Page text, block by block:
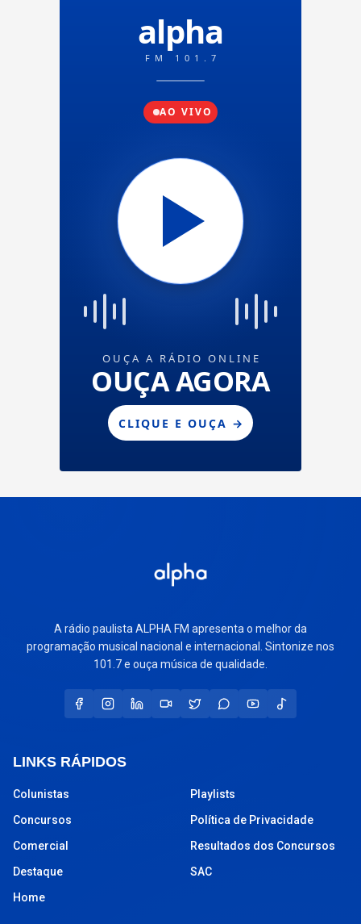
A rádio paulista ALPHA FM apresenta o melhor da
programação musical nacional e internacional. Sintonize nos
101.7 e ouça música de qualidade.
LINKS RÁPIDOS
Colunistas
Concursos
Comercial
Destaque
Home
Playlists
Política de Privacidade
Resultados dos Concursos
SAC